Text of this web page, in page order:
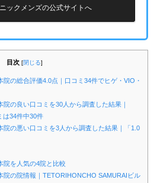
ックメンズの公式サイトへ
目次 [閉じる]
の総合評価4.0点｜口コミ34件でヒゲ・VIO・
の良い口コミを30人から調査した結果｜
は34件中30件
院の悪い口コミを3人から調査した結果｜「1.0
院を人気の4院と比較
院の院情報｜TETORIHONCHO SAMURAIビル